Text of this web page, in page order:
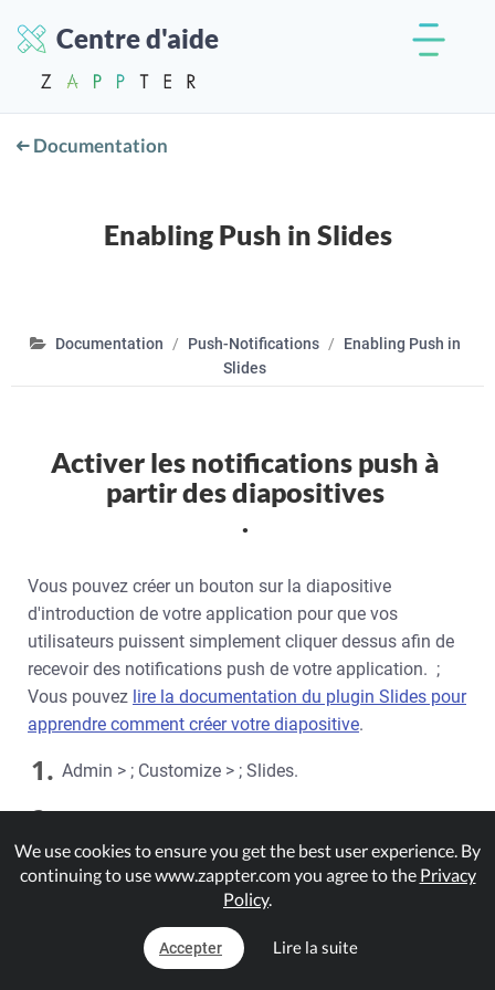
Centre d'aide
Documentation
Enabling Push in Slides
Documentation Push-Notifications
Enabling Push in
Slides
Activer les notifications push à
partir des diapositives
.
Vous pouvez créer un bouton sur la diapositive
d'introduction de votre application pour que vos
utilisateurs puissent simplement cliquer dessus afin de
recevoir des notifications push de votre application. ;
Vous pouvez lire la documentation du plugin Slides pour
apprendre comment créer votre diapositive.
1. Admin > ; Customize > ; Slides.
2.
.
We use cookies to ensure you get the best user experience. By
continuing to use www.zappter.com you agree to the Privacy
Policy.
Accepter Lire la suite